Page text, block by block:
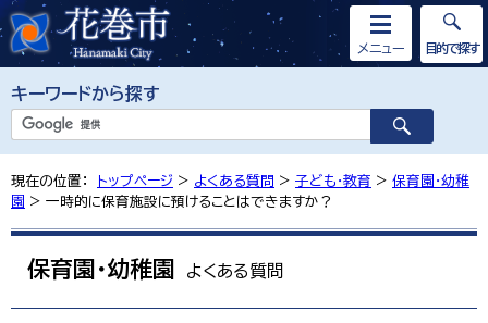
キーワードから探す
メニュー 目的で探す
現在の位置： トップページ > よくある質問 > 子ども・教育 > 保育園・幼稚
園 > 一時的に保育施設に預けることはできますか？
保育園・幼稚園 よくある質問